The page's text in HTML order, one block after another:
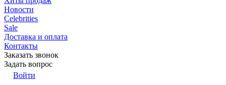
Новости
Celebrities
Sale
Доставка и оплата
Контакты
Заказать звонок
Задать вопрос
Войти